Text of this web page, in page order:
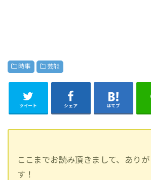
時事 芸能
ツイート シェア はてブ
ここまでお読み頂きまして、あり
す！